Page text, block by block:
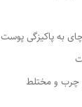
پاکیزگی پوست
و مختلط